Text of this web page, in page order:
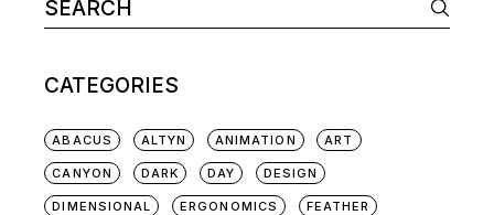
CATEGORIES
ABACUS ALTYN ANIMATION ART
CANYON DARK DAY DESIGN
DIMENSIONAL ERGONOMICS FEATHER